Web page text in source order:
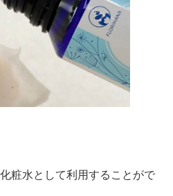
粧水として利用することがで